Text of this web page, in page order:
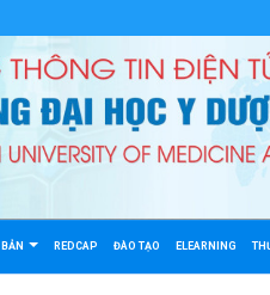
REDCAP ĐÀO TẠO ELEARNING